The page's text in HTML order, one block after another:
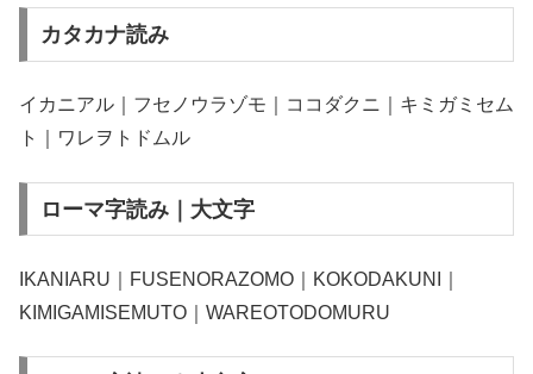
カタカナ読み
イカニアル｜フセノウラゾモ｜ココダクニ｜キミガミセム
ト｜ワレヲトドムル
ローマ字読み｜大文字
IKANIARU｜FUSENORAZOMO｜KOKODAKUNI｜
KIMIGAMISEMUTO｜WAREOTODOMURU